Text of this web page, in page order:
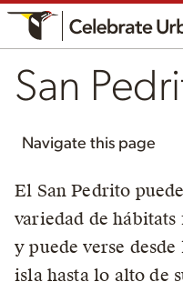
San
Navigate this page
El San Pedrito
variedad de hábitats
y puede verse
isla hasta lo alto de